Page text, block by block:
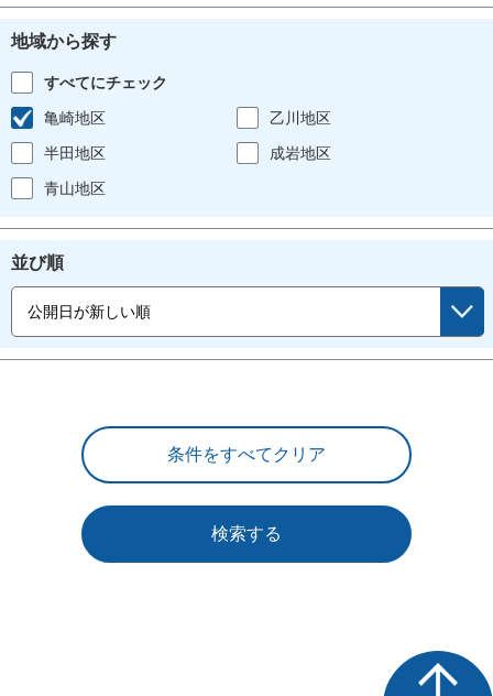
地域から探す
すべてにチェック
亀崎地区
乙川地区
半田地区
成岩地区
青山地区
並び順
検索する